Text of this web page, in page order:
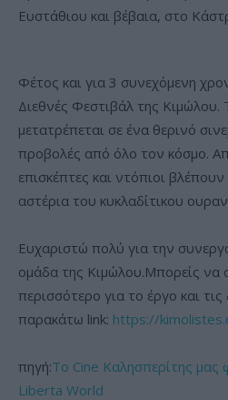
Ευστάθιου και βέβαια, στο
Φέτος και για 3 συνεχόμενη
Διεθνές Φεστιβάλ της Κιμώλου.
μετατρέπεται σε ένα θερινό
προβολές από όλο τον κόσμο.
επισκέπτες και ντόπιοι
αστέρια του κυκλαδίτικου
Ευχαριστώ πολύ για την
ομάδα της Κιμώλου.Μπορείς να
περισσότερο για το έργο και
παρακάτω link: https://
πηγή:Το Cine Καλησπερίτης μας
Liberta World